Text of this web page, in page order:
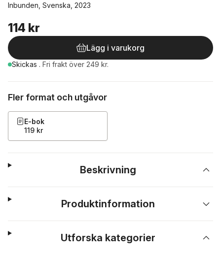
Inbunden, Svenska, 2023
114 kr
Lägg i varukorg
Skickas . Fri frakt över 249 kr.
Fler format och utgåvor
E-bok
119 kr
Beskrivning
Produktinformation
Utforska kategorier